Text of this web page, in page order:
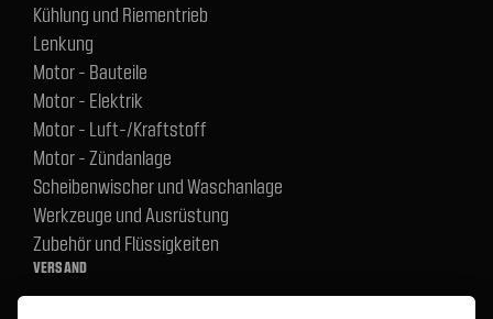
Kühlung und Riementrieb
Lenkung
Motor - Bauteile
Motor - Elektrik
Motor - Luft-/Kraftstoff
Motor - Zündanlage
Scheibenwischer und Waschanlage
Werkzeuge und Ausrüstung
Zubehör und Flüssigkeiten
VERSAND